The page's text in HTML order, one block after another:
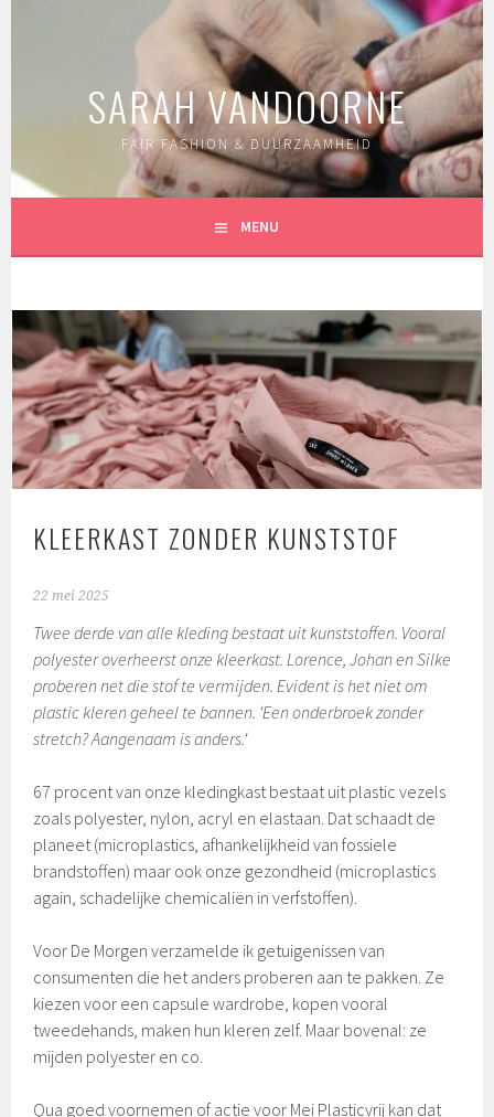
SARAH VANDOORNE
FAIR FASHION & DUURZAAMHEID
MENU
KLEERKAST ZONDER KUNSTSTOF
22 mei 2025
Twee derde van alle kleding bestaat uit kunststoffen. Vooral
polyester overheerst onze kleerkast. Lorence, Johan en Silke
proberen net die stof te vermijden. Evident is het niet om
plastic kleren geheel te bannen. ‘Een onderbroek zonder
stretch? Aangenaam is anders.‘
67 procent van onze kledingkast bestaat uit plastic vezels
zoals polyester, nylon, acryl en elastaan. Dat schaadt de
planeet (microplastics, afhankelijkheid van fossiele
brandstoffen) maar ook onze gezondheid (microplastics
again, schadelijke chemicaliën in verfstoffen).
Voor De Morgen verzamelde ik getuigenissen van
consumenten die het anders proberen aan te pakken. Ze
kiezen voor een capsule wardrobe, kopen vooral
tweedehands, maken hun kleren zelf. Maar bovenal: ze
mijden polyester en co.
Qua goed voornemen of actie voor Mei Plasticvrij kan dat